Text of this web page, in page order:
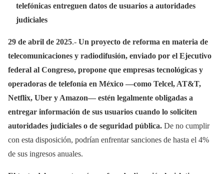
telefónicas entreguen datos de usuarios a autoridades
judiciales
29 de abril de 2025.- Un proyecto de reforma en materia de
telecomunicaciones y radiodifusión, enviado por el Ejecutivo
federal al Congreso, propone que empresas tecnológicas y
operadoras de telefonía en México —como Telcel, AT&T,
Netflix, Uber y Amazon— estén legalmente obligadas a
entregar información de sus usuarios cuando lo soliciten
autoridades judiciales o de seguridad pública. De no cumplir
con esta disposición, podrían enfrentar sanciones de hasta el 4%
de sus ingresos anuales.